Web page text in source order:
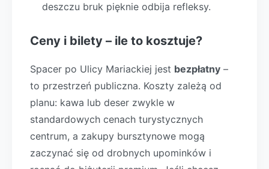
deszczu bruk pięknie odbija refleksy.
Ceny i bilety – ile to kosztuje?
Spacer po Ulicy Mariackiej jest bezpłatny –
to przestrzeń publiczna. Koszty zależą od
planu: kawa lub deser zwykle w
standardowych cenach turystycznych
centrum, a zakupy bursztynowe mogą
zaczynać się od drobnych upominków i